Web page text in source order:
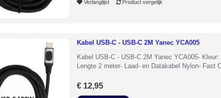
Verlanglijst Product vergelijk
Kabel USB-C - USB-C 2M Yanec YCA005
Kabel USB-C - USB-C 2M Yanec YCA005- Kleur:
Lengte 2 meter- Laad- en Datakabel Nylon- Fast
€ 12,95